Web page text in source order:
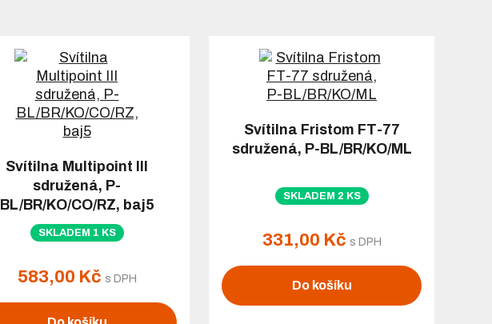
Svítilna Multipoint III
sdružená, P-
BL/BR/KO/CO/RZ, baj5
SKLADEM 1 KS
583,00 Kč s DPH
Svítilna Fristom FT-77
sdružená, P-BL/BR/KO/ML
SKLADEM 2 KS
331,00 Kč s DPH
Do košíku